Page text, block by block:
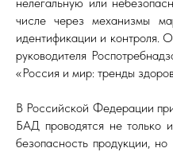
числе через механизмы
идентификации и контроля.
руководителя
«Россия и мир: тренды
В Российской Федерации
БАД проводятся не только
безопасность продукции,